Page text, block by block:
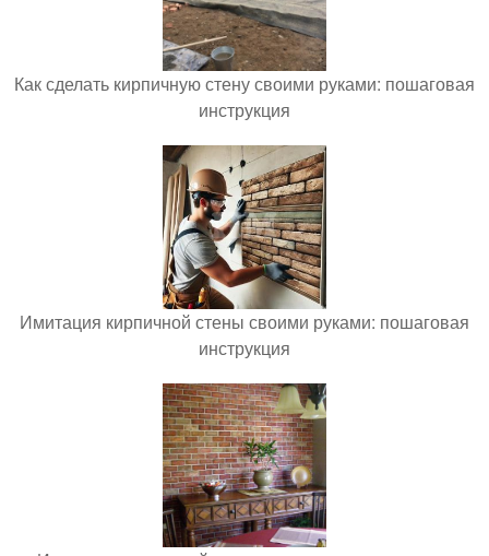
Как сделать кирпичную стену своими руками: пошаговая
инструкция
Имитация кирпичной стены своими руками: пошаговая
инструкция